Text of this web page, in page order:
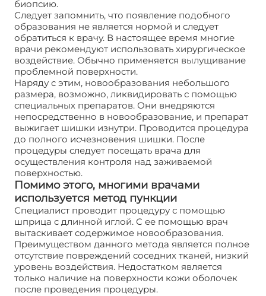
биопсию.
Следует запомнить, что появление подобного
образования не является нормой и следует
обратиться к врачу. В настоящее время многие
врачи рекомендуют использовать хирургическое
воздействие. Обычно применяется вылущивание
проблемной поверхности.
Наряду с этим, новообразования небольшого
размера, возможно, ликвидировать с помощью
специальных препаратов. Они внедряются
непосредственно в новообразование, и препарат
выжигает шишки изнутри. Проводится процедура
до полного исчезновения шишки. После
процедуры следует посещать врача для
осуществления контроля над заживаемой
поверхностью.
Помимо этого, многими врачами
используется метод пункции
Специалист проводит процедуру с помощью
шприца с длинной иглой. С ее помощью врач
вытаскивает содержимое новообразования.
Преимуществом данного метода является полное
отсутствие повреждений соседних тканей, низкий
уровень воздействия. Недостатком является
только наличие на поверхности кожи оболочек
после проведения процедуры.